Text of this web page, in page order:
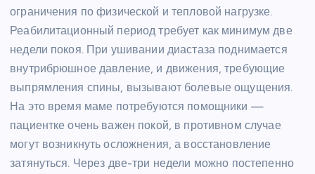
ограничения по физической и тепловой нагрузке.
Реабилитационный период требует как минимум две
недели покоя. При ушивании диастаза поднимается
внутрибрюшное давление, и движения, требующие
выпрямления спины, вызывают болевые ощущения.
На это время маме потребуются помощники —
пациентке очень важен покой, в противном случае
могут возникнуть осложнения, а восстановление
затянуться. Через две-три недели можно постепенно